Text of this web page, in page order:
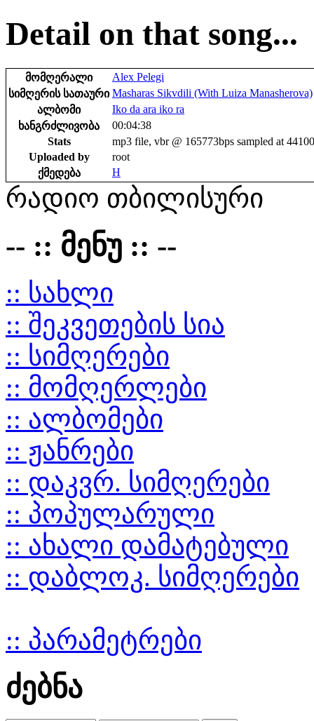
Detail on that song...
მომღერალი
Alex Pelegi
სიმღერის სათაური Masharas Sikvdili (With Luiza Manasherova)
ალბომი
Iko da ara iko ra
ხანგრძლივობა
00:04:38
Stats
mp3 file, vbr @ 165773bps sampled at
Uploaded by
root
ქმედება
H
რადიო თბილისური
-- :: მენუ :: --
:: სახლი
:: შეკვეთების სია
:: სიმღერები
:: მომღერლები
:: ალბომები
:: ჟანრები
:: დაკვრ. სიმღერები
:: პოპულარული
:: ახალი დამატებული
:: დაბლოკ. სიმღერები
:: პარამეტრები
ძებნა